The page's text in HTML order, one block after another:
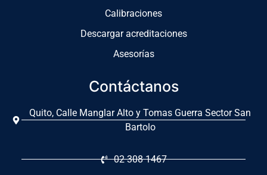
Calibraciones
Descargar acreditaciones
Asesorías
Contáctanos
Quito, Calle Manglar Alto y Tomas Guerra Sector San
Bartolo
02 308 1467